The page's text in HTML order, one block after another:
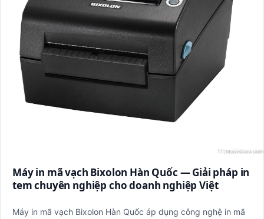
Máy in mã vạch Bixolon Hàn Quốc — Giải pháp in
tem chuyên nghiệp cho doanh nghiệp Việt
Máy in mã vạch Bixolon Hàn Quốc áp dụng công nghệ in mã